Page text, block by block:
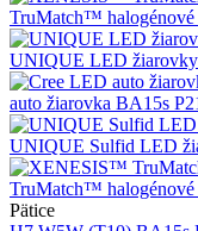
TruMatch™
UNIQUE LED žiarovky
auto žiarovka BA15s
UNIQUE Sulfid LED
TruMatch™
Pätice